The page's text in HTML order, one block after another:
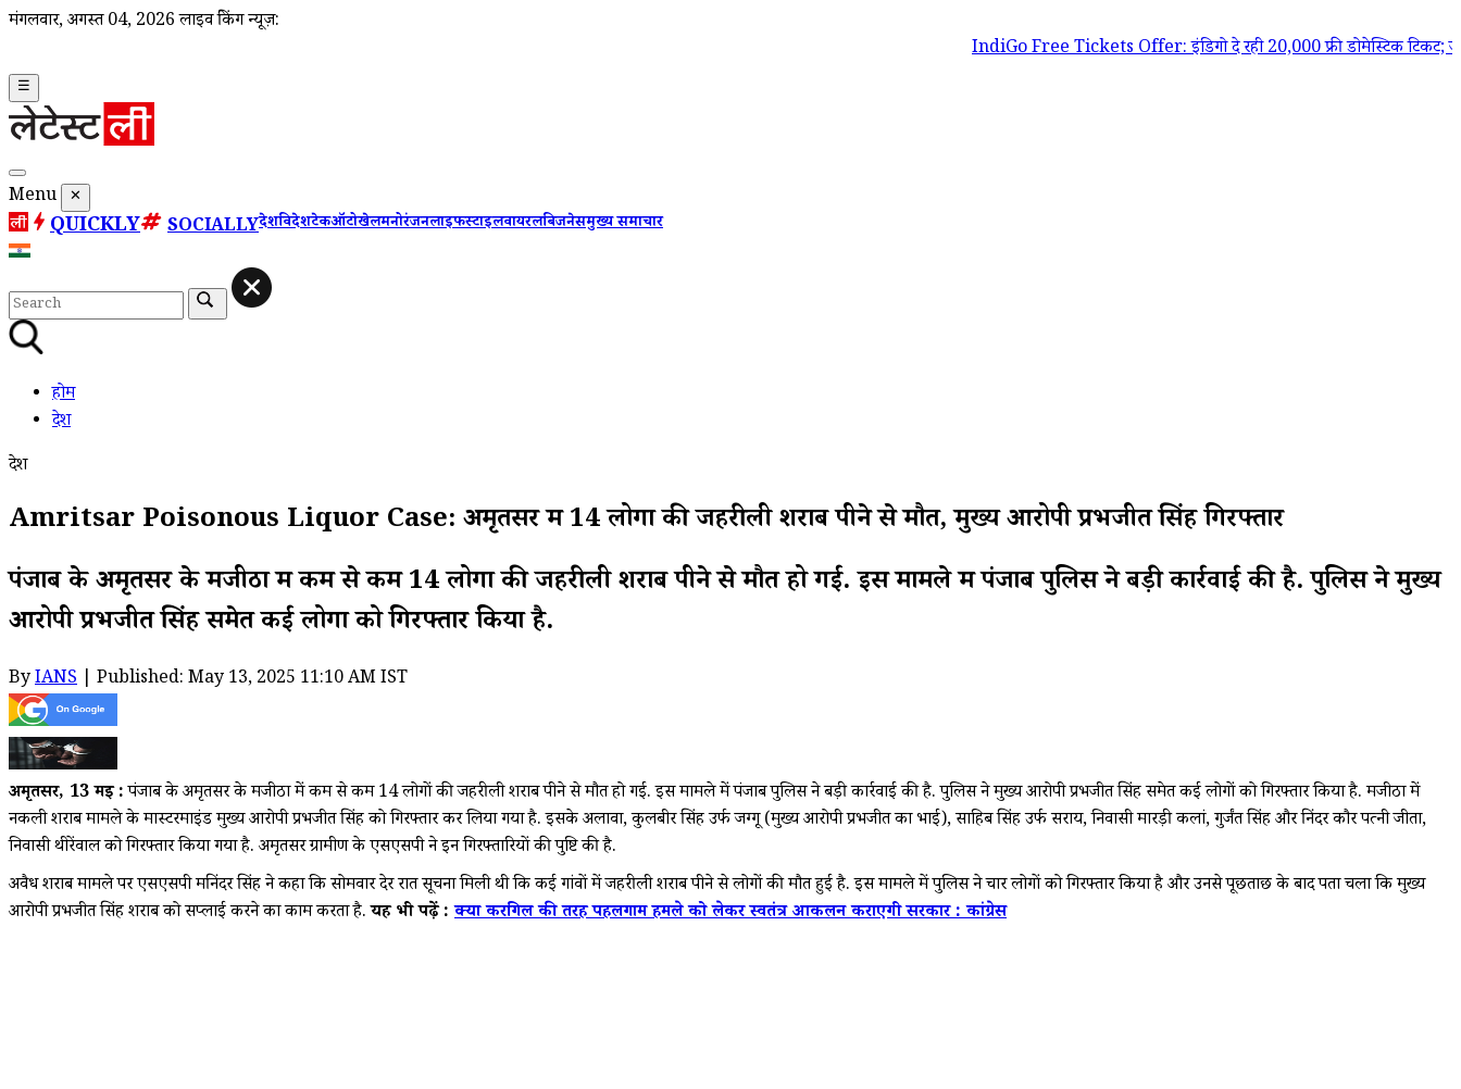
मंगलवार, अगस्त 04, 2026 लाइव ब्रेकिंग न्यूज़:
IndiGo Free Tickets Offer: इंडिगो दे रही 20,000 फ्री डोमेस्टिक टिकट; जानें किसे
☰
Menu ✕
QUICKLY SOCIALLYदेशविदेशटेकऑटोखेलमनोरंजनलाइफस्टाइलवायरलबिजनेसमुख्य समाचार
होम
देश
देश
Amritsar Poisonous Liquor Case: अमृतसर में 14 लोगों की जहरीली शराब पीने से मौत, मुख्य आरोपी प्रभजीत सिंह गिरफ्तार
पंजाब के अमृतसर के मजीठा में कम से कम 14 लोगों की जहरीली शराब पीने से मौत हो गई. इस मामले में पंजाब पुलिस ने बड़ी कार्रवाई की है. पुलिस ने मुख्य
आरोपी प्रभजीत सिंह समेत कई लोगों को गिरफ्तार किया है.
ByIANS | Published: May 13, 2025 11:10 AM IST
अमृतसर, 13 मई :पंजाब के अमृतसर के मजीठा में कम से कम 14 लोगों की जहरीली शराब पीने से मौत हो गई. इस मामले में पंजाब पुलिस ने बड़ी कार्रवाई की है. पुलिस ने मुख्य आरोपी प्रभजीत सिंह समेत कई लोगों को गिरफ्तार किया है. मजीठा में
नकली शराब मामले के मास्टरमाइंड मुख्य आरोपी प्रभजीत सिंह को गिरफ्तार कर लिया गया है. इसके अलावा, कुलबीर सिंह उर्फ जग्गू (मुख्य आरोपी प्रभजीत का भाई), साहिब सिंह उर्फ सराय, निवासी मारड़ी कलां, गुर्जंत सिंह और निंदर कौर पत्नी जीता,
निवासी थीरेंवाल को गिरफ्तार किया गया है. अमृतसर ग्रामीण के एसएसपी ने इन गिरफ्तारियों की पुष्टि की है.
अवैध शराब मामले पर एसएसपी मनिंदर सिंह ने कहा कि सोमवार देर रात सूचना मिली थी कि कई गांवों में जहरीली शराब पीने से लोगों की मौत हुई है. इस मामले में पुलिस ने चार लोगों को गिरफ्तार किया है और उनसे पूछताछ के बाद पता चला कि मुख्य
आरोपी प्रभजीत सिंह शराब को सप्लाई करने का काम करता है.यह भी पढ़ें :क्या करगिल की तरह पहलगाम हमले को लेकर स्वतंत्र आकलन कराएगी सरकार : कांग्रेस